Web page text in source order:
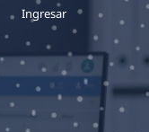
Ingresar